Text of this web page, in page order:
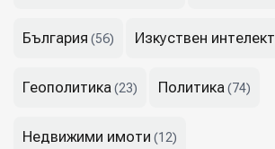
България (56) Изкуствен интелект
Геополитика(23) Политика(74)
Недвижими имоти (12)